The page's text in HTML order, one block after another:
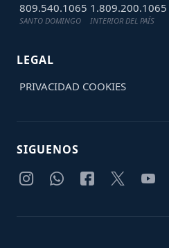
809.540.1065
SANTO DOMINGO
1.809.200.1065
INTERIOR DEL PAÍS
LEGAL
PRIVACIDAD COOKIES
SIGUENOS